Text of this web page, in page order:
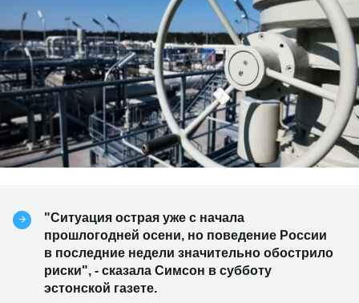
"Ситуация острая уже с начала
прошлогодней осени, но поведение России
в последние недели значительно обострило
риски", - сказала Симсон в субботу
эстонской газете.